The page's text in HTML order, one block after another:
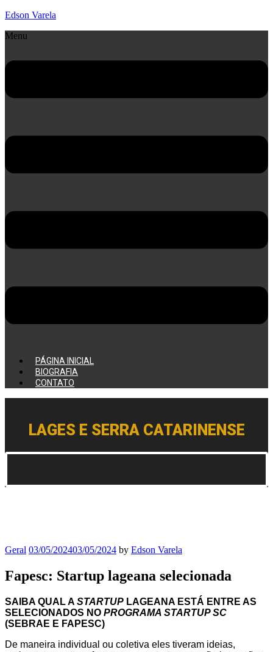
Edson Varela
Menu
PÁGINA INICIAL
BIOGRAFIA
CONTATO
LAGES E SERRA CATARINENSE
Geral 03/05/202403/05/2024 by Edson Varela
Fapesc: Startup lageana selecionada
SAIBA QUAL A STARTUP LAGEANA ESTÁ ENTRE AS
SELECIONADOS NO PROGRAMA STARTUP SC
(SEBRAE E FAPESC)
De maneira individual ou coletiva eles tiveram ideias,